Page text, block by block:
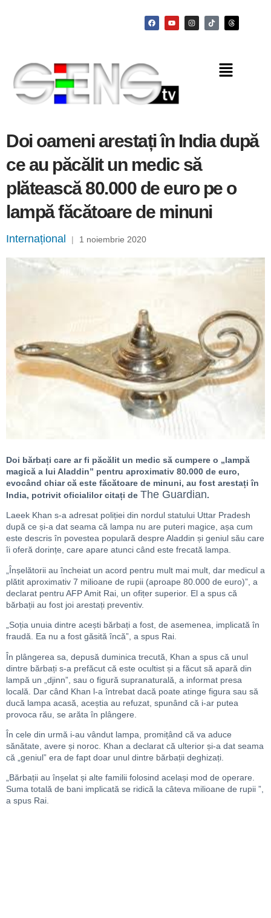
Doi oameni arestați în India după
ce au păcălit un medic să
plătească 80.000 de euro pe o
lampă făcătoare de minuni
Internațional | 1 noiembrie 2020
Doi bărbați care ar fi păcălit un medic să cumpere o „lampă
magică a lui Aladdin” pentru aproximativ 80.000 de euro,
evocând chiar că este făcătoare de minuni, au fost arestați în
India, potrivit oficialilor citați de The Guardian.
Laeek Khan s-a adresat poliției din nordul statului Uttar Pradesh
după ce și-a dat seama că lampa nu are puteri magice, așa cum
este descris în povestea populară despre Aladdin și geniul său care
îi oferă dorințe, care apare atunci când este frecată lampa.
„Înșelătorii au încheiat un acord pentru mult mai mult, dar medicul a
plătit aproximativ 7 milioane de rupii (aproape 80.000 de euro)”, a
declarat pentru AFP Amit Rai, un ofițer superior. El a spus că
bărbații au fost joi arestați preventiv.
„Soția unuia dintre acești bărbați a fost, de asemenea, implicată în
fraudă. Ea nu a fost găsită încă”, a spus Rai.
În plângerea sa, depusă duminica trecută, Khan a spus că unul
dintre bărbați s-a prefăcut că este ocultist și a făcut să apară din
lampă un „djinn”, sau o figură supranaturală, a informat presa
locală. Dar când Khan l-a întrebat dacă poate atinge figura sau să
ducă lampa acasă, aceștia au refuzat, spunând că i-ar putea
provoca rău, se arăta în plângere.
În cele din urmă i-au vândut lampa, promițând că va aduce
sănătate, avere și noroc. Khan a declarat că ulterior și-a dat seama
că „geniul” era de fapt doar unul dintre bărbații deghizați.
„Bărbații au înșelat și alte familii folosind același mod de operare.
Suma totală de bani implicată se ridică la câteva milioane de rupii ”,
a spus Rai.